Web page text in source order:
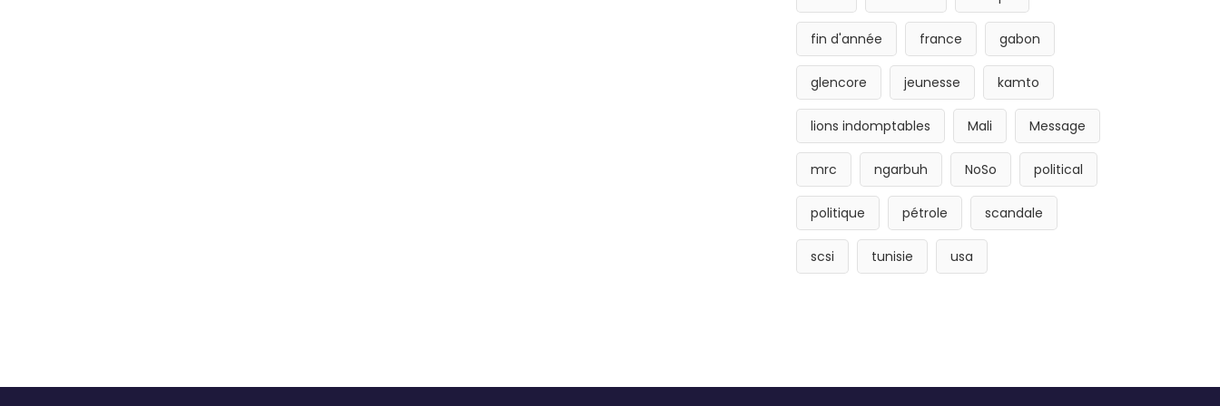
fin d'année france gabon
glencore jeunesse kamto
lions indomptables Mali Message
mrc ngarbuh NoSo political
politique pétrole scandale
scsi tunisie usa